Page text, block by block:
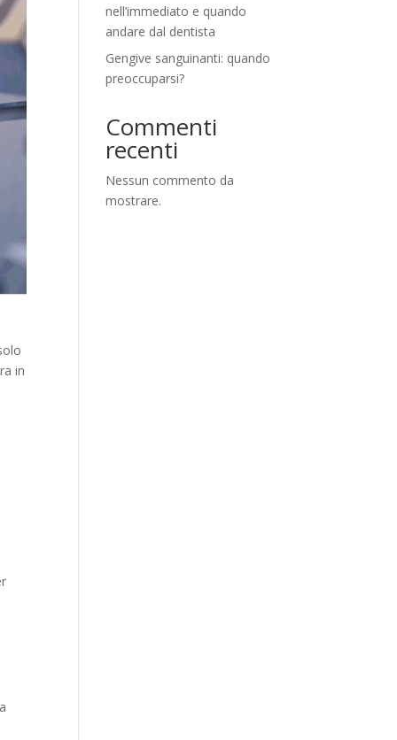
in
nell’immediato e quando
andare dal dentista
Gengive sanguinanti: quando
preoccuparsi?
Commenti
recenti
Nessun commento da
mostrare.